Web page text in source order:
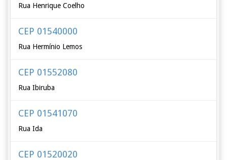
Rua Henrique Coelho
CEP 01540000
Rua Hermínio Lemos
CEP 01552080
Rua Ibiruba
CEP 01541070
Rua Ida
CEP 01520020